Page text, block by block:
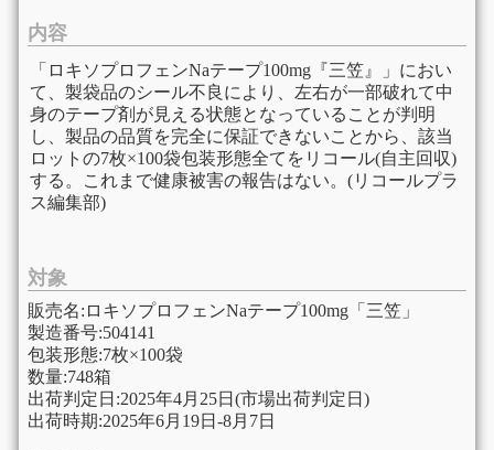
内容
「ロキソプロフェンNaテープ100mg『三笠』」におい
て、製袋品のシール不良により、左右が一部破れて中
身のテープ剤が見える状態となっていることが判明
し、製品の品質を完全に保証できないことから、該当
ロットの7枚×100袋包装形態全てをリコール(自主回収)
する。これまで健康被害の報告はない。(リコールプラ
ス編集部)
対象
販売名:ロキソプロフェンNaテープ100mg「三笠」
製造番号:504141
包装形態:7枚×100袋
数量:748箱
出荷判定日:2025年4月25日(市場出荷判定日)
出荷時期:2025年6月19日-8月7日